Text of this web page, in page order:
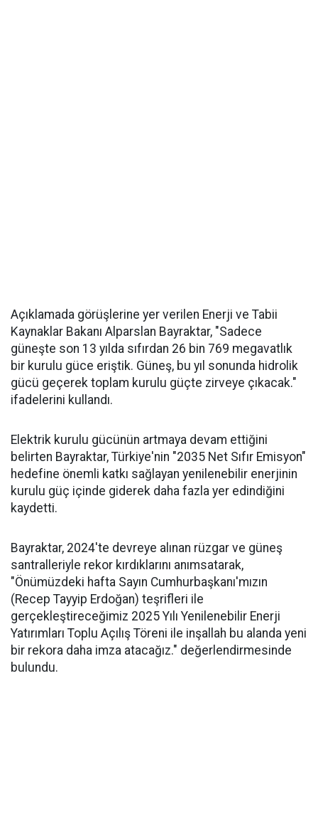
Açıklamada görüşlerine yer verilen Enerji ve Tabii
Kaynaklar Bakanı Alparslan Bayraktar, "Sadece
güneşte son 13 yılda sıfırdan 26 bin 769 megavatlık
bir kurulu güce eriştik. Güneş, bu yıl sonunda hidrolik
gücü geçerek toplam kurulu güçte zirveye çıkacak."
ifadelerini kullandı.
Elektrik kurulu gücünün artmaya devam ettiğini
belirten Bayraktar, Türkiye'nin "2035 Net Sıfır Emisyon"
hedefine önemli katkı sağlayan yenilenebilir enerjinin
kurulu güç içinde giderek daha fazla yer edindiğini
kaydetti.
Bayraktar, 2024'te devreye alınan rüzgar ve güneş
santralleriyle rekor kırdıklarını anımsatarak,
"Önümüzdeki hafta Sayın Cumhurbaşkanı'mızın
(Recep Tayyip Erdoğan) teşrifleri ile
gerçekleştireceğimiz 2025 Yılı Yenilenebilir Enerji
Yatırımları Toplu Açılış Töreni ile inşallah bu alanda yeni
bir rekora daha imza atacağız." değerlendirmesinde
bulundu.